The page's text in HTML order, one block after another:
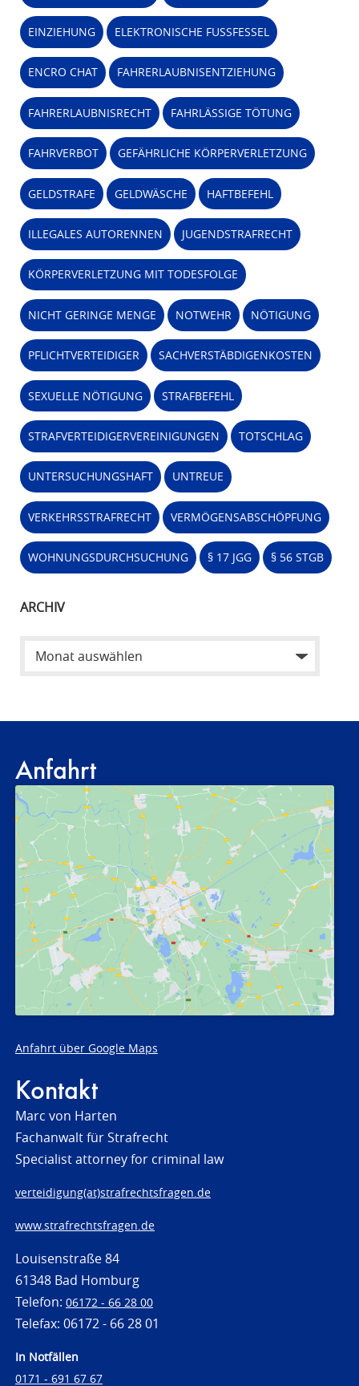
EINZIEHUNG ELEKTRONISCHE FUSSFESSEL
ENCRO CHAT FAHRERLAUBNISENTZIEHUNG
FAHRERLAUBNISRECHT FAHRLÄSSIGE TÖTUNG
FAHRVERBOT GEFÄHRLICHE KÖRPERVERLETZUNG
GELDSTRAFE GELDWÄSCHE HAFTBEFEHL
ILLEGALES AUTORENNEN JUGENDSTRAFRECHT
KÖRPERVERLETZUNG MIT TODESFOLGE
NICHT GERINGE MENGE NOTWEHR NÖTIGUNG
PFLICHTVERTEIDIGER SACHVERSTÄBDIGENKOSTEN
SEXUELLE NÖTIGUNG STRAFBEFEHL
STRAFVERTEIDIGERVEREINIGUNGEN TOTSCHLAG
UNTERSUCHUNGSHAFT UNTREUE
VERKEHRSSTRAFRECHT VERMÖGENSABSCHÖPFUNG
WOHNUNGSDURCHSUCHUNG § 17 JGG § 56 STGB
ARCHIV
Anfahrt
Anfahrt über Google Maps
Kontakt
Marc von Harten
Fachanwalt für Strafrecht
Specialist attorney for criminal law
verteidigung(at)strafrechtsfragen.de
www.strafrechtsfragen.de
Louisenstraße 84
61348 Bad Homburg
Telefon: 06172 - 66 28 00
Telefax: 06172 - 66 28 01
In Notfällen
0171 - 691 67 67